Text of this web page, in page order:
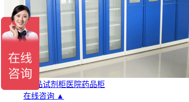
玻璃门药品试剂柜医院药品柜
在线咨询 ▲